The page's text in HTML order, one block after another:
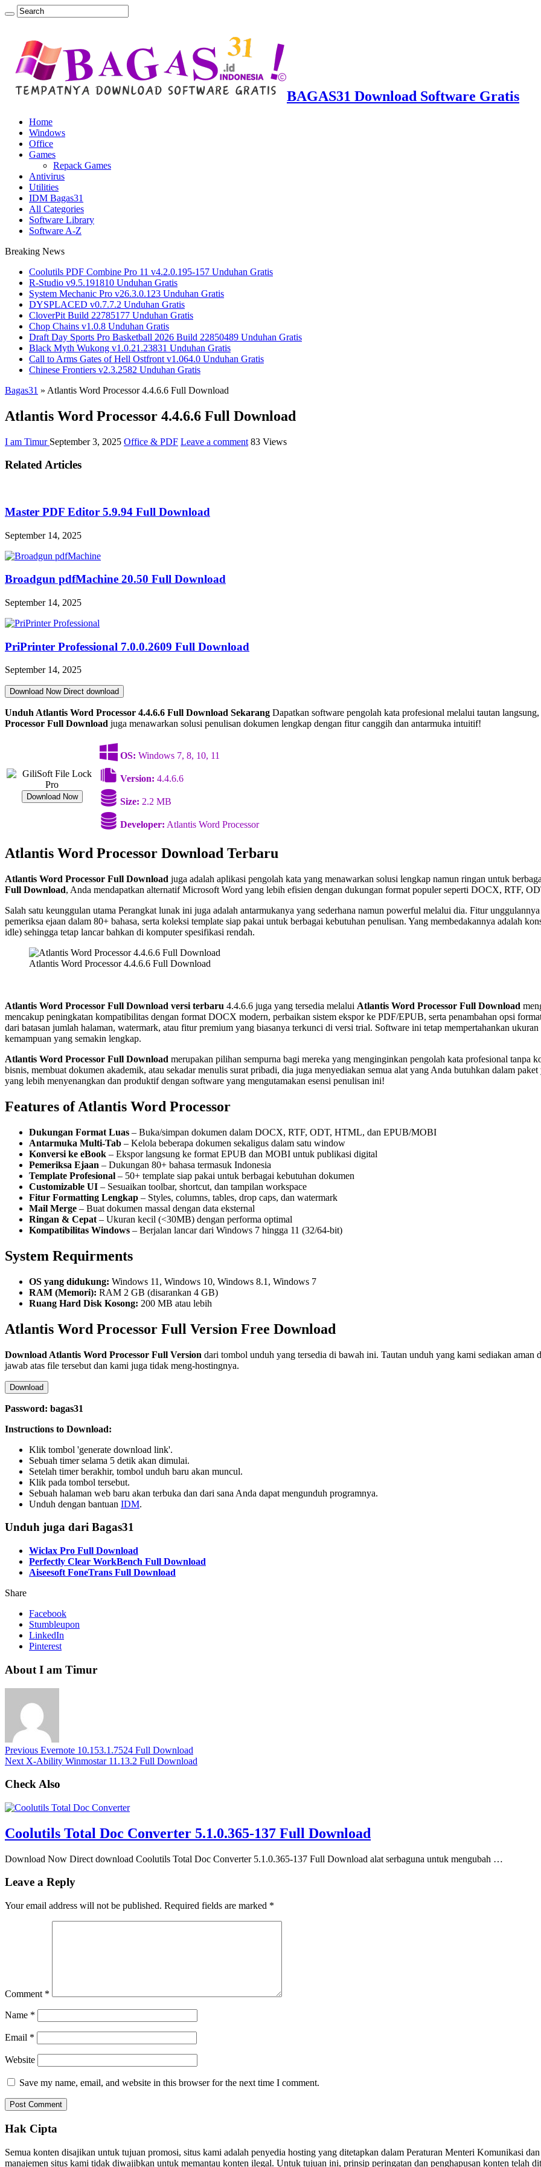
BAGAS31 Download Software Gratis
Home
Windows
Office
Games
Repack Games
Antivirus
Utilities
IDM Bagas31
All Categories
Software Library
Software A-Z
Breaking News
Coolutils PDF Combine Pro 11 v4.2.0.195-157 Unduhan Gratis
R-Studio v9.5.191810 Unduhan Gratis
System Mechanic Pro v26.3.0.123 Unduhan Gratis
DYSPLACED v0.7.7.2 Unduhan Gratis
CloverPit Build 22785177 Unduhan Gratis
Chop Chains v1.0.8 Unduhan Gratis
Draft Day Sports Pro Basketball 2026 Build 22850489 Unduhan Gratis
Black Myth Wukong v1.0.21.23831 Unduhan Gratis
Call to Arms Gates of Hell Ostfront v1.064.0 Unduhan Gratis
Chinese Frontiers v2.3.2582 Unduhan Gratis
Bagas31 » Atlantis Word Processor 4.4.6.6 Full Download
Atlantis Word Processor 4.4.6.6 Full Download
I am Timur September 3, 2025 Office & PDF Leave a comment 83 Views
Related Articles
Master PDF Editor 5.9.94 Full Download
September 14, 2025
Broadgun pdfMachine 20.50 Full Download
September 14, 2025
PriPrinter Professional 7.0.0.2609 Full Download
September 14, 2025
Download Now Direct download
Unduh Atlantis Word Processor 4.4.6.6 Full Download Sekarang Dapatkan software pengolah kata profesional melalui tautan
Processor Full Download juga menawarkan solusi penulisan dokumen lengkap dengan fitur canggih dan antarmuka intuitif!
Download Now
OS: Windows 7, 8, 10, 11
Version: 4.4.6.6
Size: 2.2 MB
Developer: Atlantis Word Processor
Atlantis Word Processor Download Terbaru
Atlantis Word Processor Full Download juga adalah aplikasi pengolah kata yang menawarkan solusi lengkap namun ringan untuk
Full Download, Anda mendapatkan alternatif Microsoft Word yang lebih efisien dengan dukungan format populer seperti DOCX, RTF,
Salah satu keunggulan utama Perangkat lunak ini juga adalah antarmukanya yang sederhana namun powerful melalui dia. Fitur
pemeriksa ejaan dalam 80+ bahasa, serta koleksi template siap pakai untuk berbagai kebutuhan penulisan. Yang membedakannya adalah
idle) sehingga tetap lancar bahkan di komputer spesifikasi rendah.
Atlantis Word Processor 4.4.6.6 Full Download
Atlantis Word Processor Full Download versi terbaru 4.4.6.6 juga yang tersedia melalui Atlantis Word Processor Full Download
mencakup peningkatan kompatibilitas dengan format DOCX modern, perbaikan sistem ekspor ke PDF/EPUB, serta penambahan opsi
dari batasan jumlah halaman, watermark, atau fitur premium yang biasanya terkunci di versi trial. Software ini tetap mempertahankan
kemampuan yang semakin lengkap.
Atlantis Word Processor Full Download merupakan pilihan sempurna bagi mereka yang menginginkan pengolah kata profesional tanpa
bisnis, membuat dokumen akademik, atau sekadar menulis surat pribadi, dia juga menyediakan semua alat yang Anda butuhkan dalam
yang lebih menyenangkan dan produktif dengan software yang mengutamakan esensi penulisan ini!
Features of Atlantis Word Processor
Dukungan Format Luas – Buka/simpan dokumen dalam DOCX, RTF, ODT, HTML, dan EPUB/MOBI
Antarmuka Multi-Tab – Kelola beberapa dokumen sekaligus dalam satu window
Konversi ke eBook – Ekspor langsung ke format EPUB dan MOBI untuk publikasi digital
Pemeriksa Ejaan – Dukungan 80+ bahasa termasuk Indonesia
Template Profesional – 50+ template siap pakai untuk berbagai kebutuhan dokumen
Customizable UI – Sesuaikan toolbar, shortcut, dan tampilan workspace
Fitur Formatting Lengkap – Styles, columns, tables, drop caps, dan watermark
Mail Merge – Buat dokumen massal dengan data eksternal
Ringan & Cepat – Ukuran kecil (<30MB) dengan performa optimal
Kompatibilitas Windows – Berjalan lancar dari Windows 7 hingga 11 (32/64-bit)
System Requirments
OS yang didukung: Windows 11, Windows 10, Windows 8.1, Windows 7
RAM (Memori): RAM 2 GB (disarankan 4 GB)
Ruang Hard Disk Kosong: 200 MB atau lebih
Atlantis Word Processor Full Version Free Download
Download Atlantis Word Processor Full Version dari tombol unduh yang tersedia di bawah ini. Tautan unduh yang kami sediakan
jawab atas file tersebut dan kami juga tidak meng-hostingnya.
Download
Password: bagas31
Instructions to Download:
Klik tombol 'generate download link'.
Sebuah timer selama 5 detik akan dimulai.
Setelah timer berakhir, tombol unduh baru akan muncul.
Klik pada tombol tersebut.
Sebuah halaman web baru akan terbuka dan dari sana Anda dapat mengunduh programnya.
Unduh dengan bantuan IDM.
Unduh juga dari Bagas31
Wiclax Pro Full Download
Perfectly Clear WorkBench Full Download
Aiseesoft FoneTrans Full Download
Share
Facebook
Stumbleupon
LinkedIn
Pinterest
About I am Timur
Previous Evernote 10.153.1.7524 Full Download
Next X-Ability Winmostar 11.13.2 Full Download
Check Also
Coolutils Total Doc Converter 5.1.0.365-137 Full Download
Download Now Direct download Coolutils Total Doc Converter 5.1.0.365-137 Full Download alat serbaguna untuk mengubah …
Leave a Reply
Your email address will not be published. Required fields are marked *
Comment *
Name *
Email *
Website
Save my name, email, and website in this browser for the next time I comment.
Hak Cipta
Semua konten disajikan untuk tujuan promosi, situs kami adalah penyedia hosting yang ditetapkan dalam Peraturan Menteri Komunikasi
manajemen situs kami tidak diwajibkan untuk memantau konten ilegal. Untuk tujuan ini, prinsip peringatan dan penghapusan konten telah